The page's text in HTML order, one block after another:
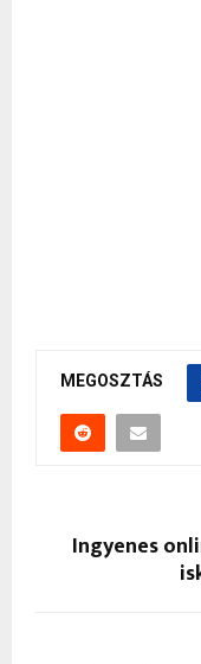
MEGOSZTÁS
Ingyenes